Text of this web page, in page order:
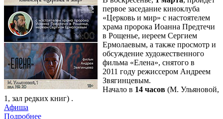
первое заседание киноклуба
«Церковь и мир» с настоятелем
храма пророка Иоанна Предтечи
в Рощенье, иереем Сергием
Ермолаевым, а также просмотр и
обсуждение художественного
фильма «Елена», снятого в
2011 году режиссером Андреем
Звягинцевым.
Начало в 14 часов (М. Ульяновой,
1, зал редких книг) .
Афиша
Подробнее